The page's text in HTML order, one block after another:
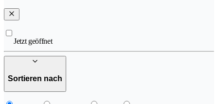
Jetzt geöffnet
Sortieren nach